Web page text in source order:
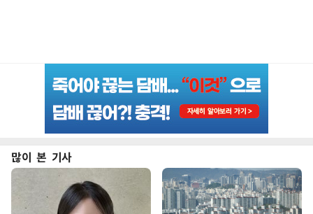
많이 본 기사